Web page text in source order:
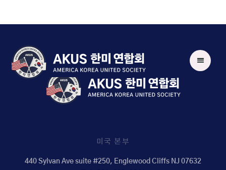
미국 본부
440 Sylvan Ave suite #250, Englewood Cliffs NJ 07632